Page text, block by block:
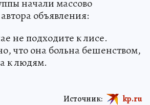
начали массово
объявления:
не подходите к лисе.
что она больна бешенством,
к людям.
Источник: kp.ru